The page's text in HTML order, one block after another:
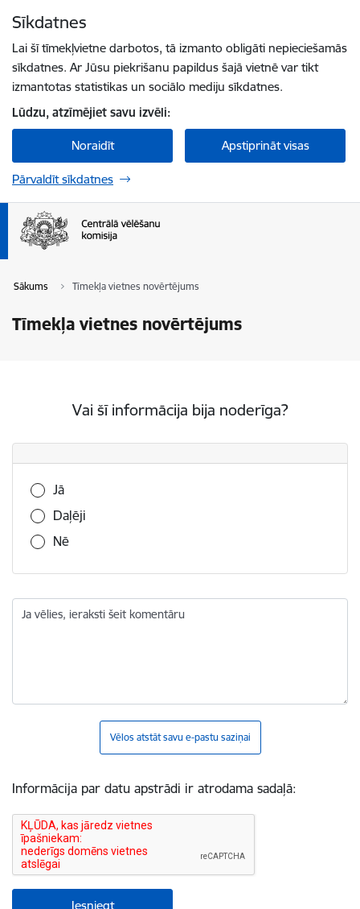
Sīkdatnes
Lai šī tīmekļvietne darbotos, tā izmanto obligāti nepieciešamās
sīkdatnes. Ar Jūsu piekrišanu papildus šajā vietnē var tikt
izmantotas statistikas un sociālo mediju sīkdatnes.
Lūdzu, atzīmējiet savu izvēli:
Noraidīt Apstiprināt visas
Pārvaldīt sīkdatnes
Sākums Tīmekļa vietnes novērtējums
Tīmekļa vietnes novērtējums
Vai šī informācija bija noderīga?
Vai šī informācija bija noderīga?
Jā
Daļēji
Nē
Ja vēlies, ieraksti šeit komentāru
Vēlos atstāt savu e-pastu saziņai
Informācija par datu apstrādi ir atrodama sadaļā: